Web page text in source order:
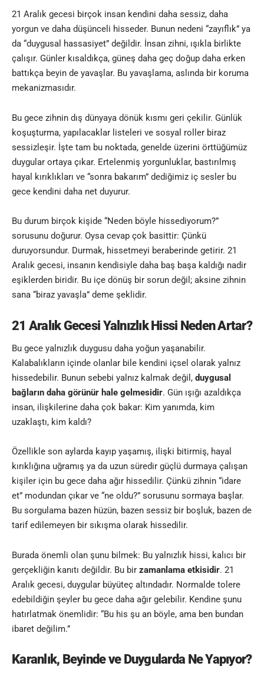
21 Aralık gecesi birçok insan kendini daha sessiz, daha
yorgun ve daha düşünceli hisseder. Bunun nedeni “zayıflık” ya
da “duygusal hassasiyet” değildir. İnsan zihni, ışıkla birlikte
çalışır. Günler kısaldıkça, güneş daha geç doğup daha erken
battıkça beyin de yavaşlar. Bu yavaşlama, aslında bir koruma
mekanizmasıdır.
Bu gece zihnin dış dünyaya dönük kısmı geri çekilir. Günlük
koşuşturma, yapılacaklar listeleri ve sosyal roller biraz
sessizleşir. İşte tam bu noktada, genelde üzerini örttüğümüz
duygular ortaya çıkar. Ertelenmiş yorgunluklar, bastırılmış
hayal kırıklıkları ve “sonra bakarım” dediğimiz iç sesler bu
gece kendini daha net duyurur.
Bu durum birçok kişide “Neden böyle hissediyorum?”
sorusunu doğurur. Oysa cevap çok basittir: Çünkü
duruyorsundur. Durmak, hissetmeyi beraberinde getirir. 21
Aralık gecesi, insanın kendisiyle daha baş başa kaldığı nadir
eşiklerden biridir. Bu içe dönüş bir sorun değil; aksine zihnin
sana “biraz yavaşla” deme şeklidir.
21 Aralık Gecesi Yalnızlık Hissi Neden Artar?
Bu gece yalnızlık duygusu daha yoğun yaşanabilir.
Kalabalıkların içinde olanlar bile kendini içsel olarak yalnız
hissedebilir. Bunun sebebi yalnız kalmak değil, duygusal
bağların daha görünür hale gelmesidir. Gün ışığı azaldıkça
insan, ilişkilerine daha çok bakar: Kim yanımda, kim
uzaklaştı, kim kaldı?
Özellikle son aylarda kayıp yaşamış, ilişki bitirmiş, hayal
kırıklığına uğramış ya da uzun süredir güçlü durmaya çalışan
kişiler için bu gece daha ağır hissedilir. Çünkü zihnin “idare
et” modundan çıkar ve “ne oldu?” sorusunu sormaya başlar.
Bu sorgulama bazen hüzün, bazen sessiz bir boşluk, bazen de
tarif edilemeyen bir sıkışma olarak hissedilir.
Burada önemli olan şunu bilmek: Bu yalnızlık hissi, kalıcı bir
gerçekliğin kanıtı değildir. Bu bir zamanlama etkisidir. 21
Aralık gecesi, duygular büyüteç altındadır. Normalde tolere
edebildiğin şeyler bu gece daha ağır gelebilir. Kendine şunu
hatırlatmak önemlidir: “Bu his şu an böyle, ama ben bundan
ibaret değilim.”
Karanlık, Beyinde ve Duygularda Ne Yapıyor?